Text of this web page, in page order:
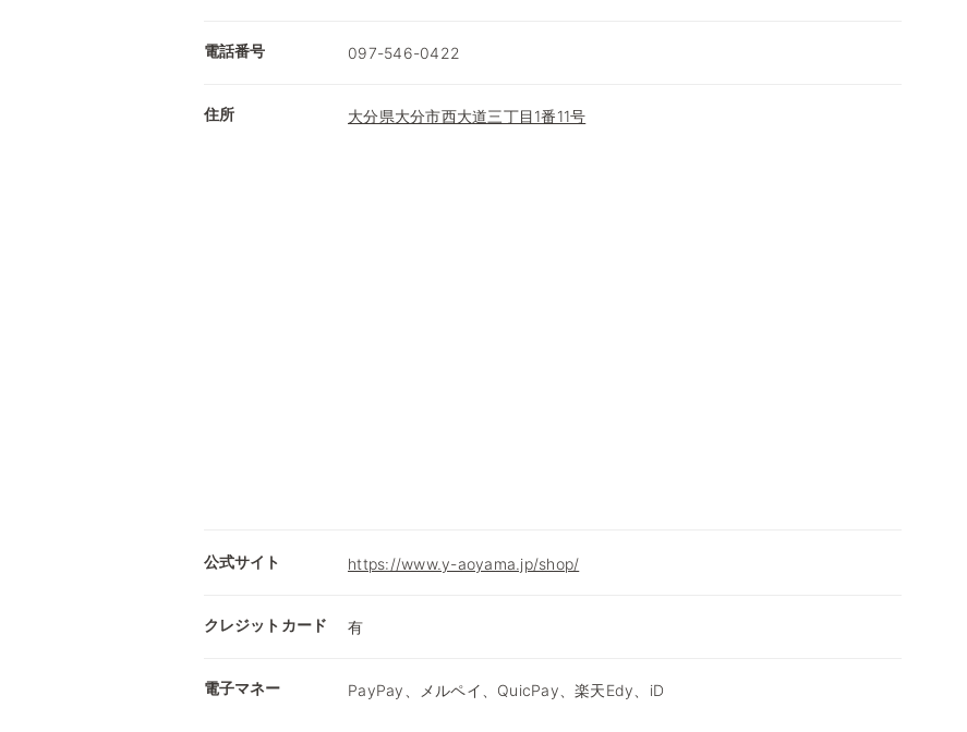
電話番号 097-546-0422
住所 大分県大分市西大道三丁目1番11号
公式サイト https://www.y-aoyama.jp/shop/
クレジットカード 有
電子マネー PayPay、メルペイ、QuicPay、楽天Edy、iD